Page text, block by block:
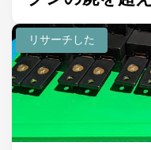
リサーチした